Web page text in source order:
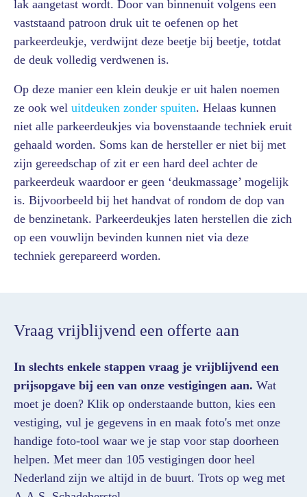
lak aangetast wordt. Door van binnenuit volgens een
vaststaand patroon druk uit te oefenen op het
parkeerdeukje, verdwijnt deze beetje bij beetje, totdat
de deuk volledig verdwenen is.
Op deze manier een klein deukje er uit halen noemen
ze ook wel uitdeuken zonder spuiten. Helaas kunnen
niet alle parkeerdeukjes via bovenstaande techniek eruit
gehaald worden. Soms kan de hersteller er niet bij met
zijn gereedschap of zit er een hard deel achter de
parkeerdeuk waardoor er geen ‘deukmassage’ mogelijk
is. Bijvoorbeeld bij het handvat of rondom de dop van
de benzinetank. Parkeerdeukjes laten herstellen die zich
op een vouwlijn bevinden kunnen niet via deze
techniek gerepareerd worden.
Vraag vrijblijvend een offerte aan
In slechts enkele stappen vraag je vrijblijvend een
prijsopgave bij een van onze vestigingen aan. Wat
moet je doen? Klik op onderstaande button, kies een
vestiging, vul je gegevens in en maak foto's met onze
handige foto-tool waar we je stap voor stap doorheen
helpen. Met meer dan 105 vestigingen door heel
Nederland zijn we altijd in de buurt. Trots op weg met